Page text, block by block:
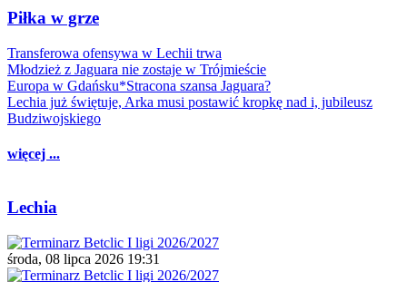
Piłka w grze
Transferowa ofensywa w Lechii trwa
Młodzież z Jaguara nie zostaje w Trójmieście
Europa w Gdańsku*Stracona szansa Jaguara?
Lechia już świętuje, Arka musi postawić kropkę nad i, jubileusz
Budziwojskiego
więcej ...
Lechia
środa, 08 lipca 2026 19:31